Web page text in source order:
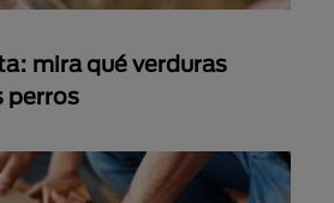
mira qué verduras
perros